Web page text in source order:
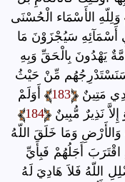
وَلِلّهِ الأَسْمَاء الْحُسْنَى
أَسْمَآئِهِ سَيُجْزَوْنَ مَا
يَهْدُونَ بِالْحَقِّ وَبِهِ
سَنَسْتَدْرِجُهُم مِّنْ حَيْثُ
مَتِينٌ 183 أَوَلَمْ
نَذِيرٌ مُّبِينٌ
184
وَمَا خَلَقَ اللّهُ
أَجَلُهُمْ فَبِأَيِّ
اللّهُ فَلاَ هَادِيَ لَهُ